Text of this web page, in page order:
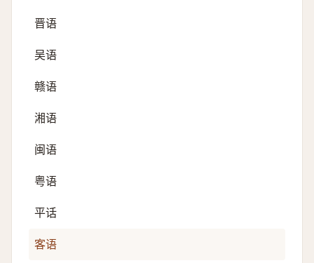
晋语
吴语
赣语
湘语
闽语
粤语
平话
客语